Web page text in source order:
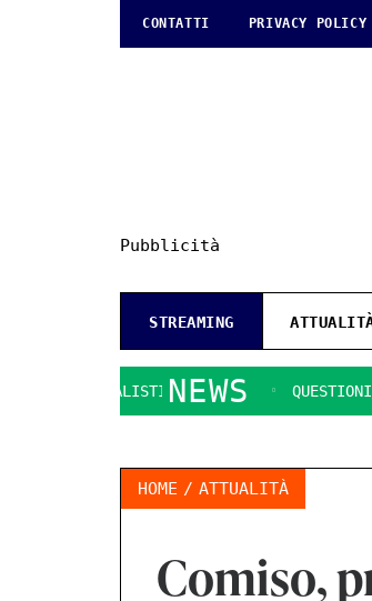
CONTATTI PRIVACY POLICY
Pubblicità
STREAMING
NEWS
DI RAGUSA QUESTIONI DI
HOME ATTUALITÀ
Comiso,